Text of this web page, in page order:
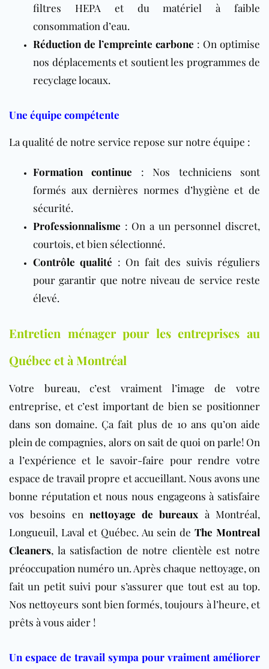
filtres HEPA et du matériel à faible
consommation d’eau.
Réduction de l’empreinte carbone : On optimise
nos déplacements et soutient les programmes de
recyclage locaux.
Une équipe compétente
La qualité de notre service repose sur notre équipe :
Formation continue : Nos techniciens sont
formés aux dernières normes d’hygiène et de
sécurité.
Professionnalisme : On a un personnel discret,
courtois, et bien sélectionné.
Contrôle qualité : On fait des suivis réguliers
pour garantir que notre niveau de service reste
élevé.
Entretien ménager pour les entreprises au
Québec et à Montréal
Votre bureau, c’est vraiment l’image de votre
entreprise, et c’est important de bien se positionner
dans son domaine. Ça fait plus de 10 ans qu’on aide
plein de compagnies, alors on sait de quoi on parle! On
a l’expérience et le savoir-faire pour rendre votre
espace de travail propre et accueillant. Nous avons une
bonne réputation et nous nous engageons à satisfaire
vos besoins en nettoyage de bureaux à Montréal,
Longueuil, Laval et Québec. Au sein deThe Montreal
Cleaners, la satisfaction de notre clientèle est notre
préoccupation numéro un. Après chaque nettoyage, on
fait un petit suivi pour s’assurer que tout est au top.
Nos nettoyeurs sont bien formés, toujours à l’heure, et
prêts à vous aider !
Un espace de travail sympa pour vraiment améliorer